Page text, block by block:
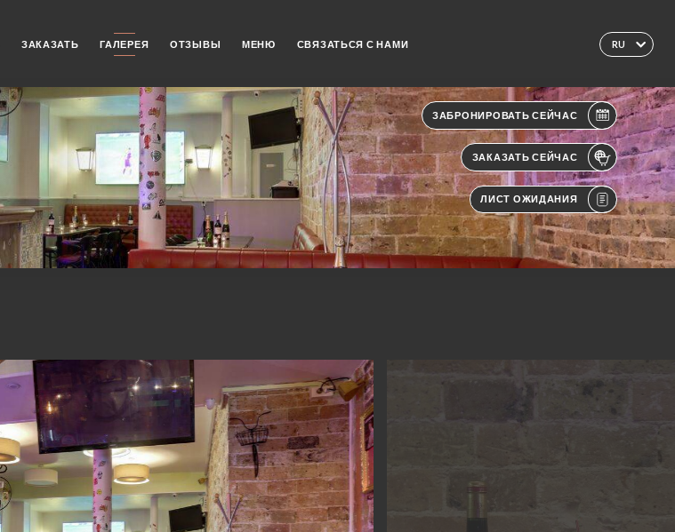
RU
ЗАКАЗАТЬ ГАЛЕРЕЯ ОТЗЫВЫ МЕНЮ СВЯЗАТЬСЯ С НАМИ
ЗАБРОНИРОВАТЬ СЕЙЧАС
ЗАКАЗАТЬ СЕЙЧАС
ЛИСТ ОЖИДАНИЯ